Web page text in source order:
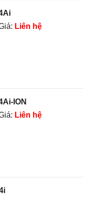
Liên hệ
ION
Liên hệ